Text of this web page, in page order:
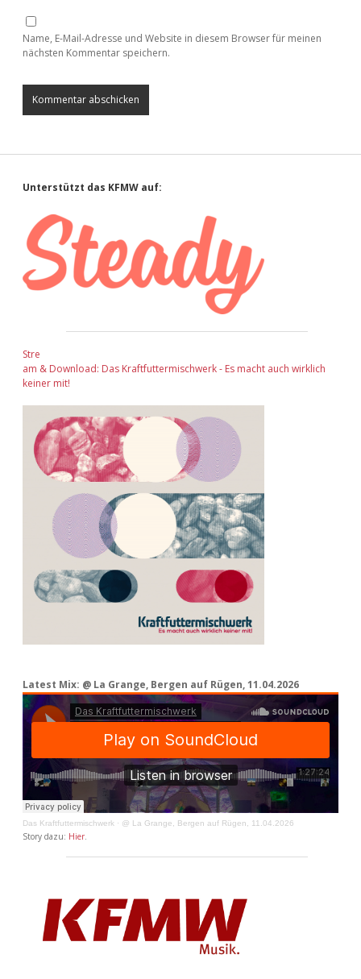
Name, E-Mail-Adresse und Website in diesem Browser für meinen
nächsten Kommentar speichern.
Sidebar
Unterstützt das KFMW auf:
Stre
am & Download: Das Kraftfuttermischwerk - Es macht auch wirklich
keiner mit!
Latest Mix: @ La Grange, Bergen auf Rügen, 11.04.2026
Das Kraftfuttermischwerk · @ La Grange, Bergen auf Rügen, 11.04.2026
Story dazu: Hier.